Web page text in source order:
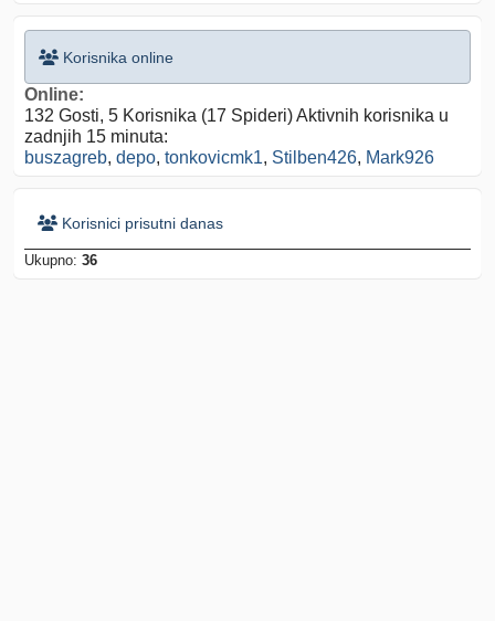
Korisnika online
Online:
132 Gosti, 5 Korisnika (17 Spideri) Aktivnih korisnika u
zadnjih 15 minuta:
buszagreb, depo, tonkovicmk1, Stilben426, Mark926
Korisnici prisutni danas
Ukupno: 36